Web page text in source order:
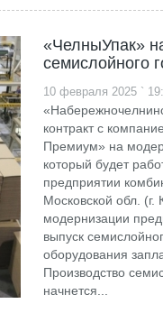
«ЧелныУпак»
семислойного
10 февраля 2025 `
контракт с
Премиум» на
который будет
предприятии
Московской обл. (г.
модернизации
выпуск
оборудования
Производство
начнется...